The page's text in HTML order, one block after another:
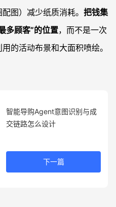
图）减少纸质消耗。 把钱集
多顾客”的位置，而不是一次
的活动布景和大面积喷绘。
智能导购Agent意图识别与成
交链路怎么设计
下一篇